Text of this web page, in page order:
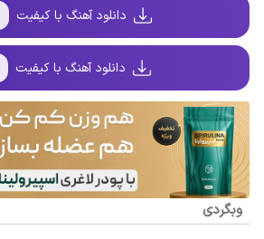
دانلود آهنگ با کیفیت
دانلود آهنگ با کیفیت
وبگردی